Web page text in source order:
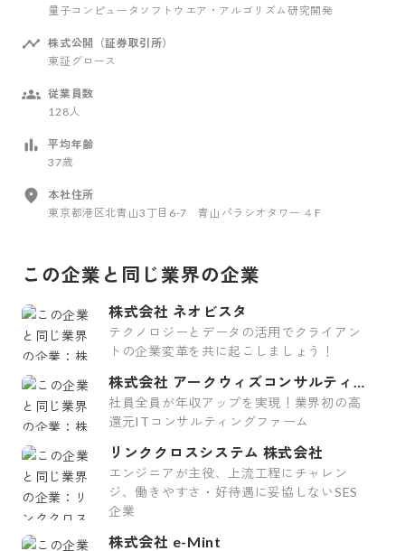
量子コンピュータソフトウエア・アルゴリズム研究開発
株式公開（証券取引所）
東証グロース
従業員数
128人
平均年齢
37歳
本社住所
東京都港区北青山3丁目6-7 青山パラシオタワー ４F
この企業と同じ業界の企業
株式会社 ネオビスタ
テクノロジーとデータの活用でクライアン
トの企業変革を共に起こしましょう！
株式会社 アークウィズコンサルティン
グ
社員全員が年収アップを実現！業界初の高
還元ITコンサルティングファーム
リンククロスシステム 株式会社
エンジニアが主役、上流工程にチャレン
ジ、働きやすさ・好待遇に妥協しないSES
企業
株式会社 e-Mint